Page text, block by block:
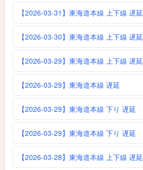
【2026-03-31】東海道本線 上下線 遅延
【2026-03-30】東海道本線 上下線 遅延
【2026-03-29】東海道本線 上下線 遅延
【2026-03-29】東海道本線 遅延
【2026-03-29】東海道本線 下り 遅延
【2026-03-29】東海道本線 下り 遅延
【2026-03-28】東海道本線 上下線 遅延